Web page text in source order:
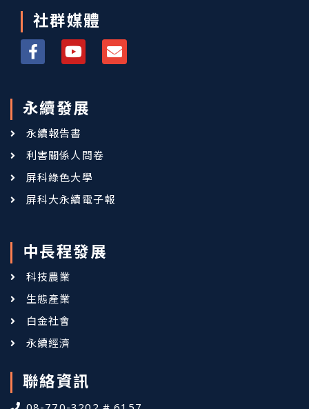
社群媒體
永續發展
永續報告書
利害關係人問卷
屏科綠色大學
屏科大永續電子報
中長程發展
科技農業
生態產業
白金社會
永續經濟
聯絡資訊